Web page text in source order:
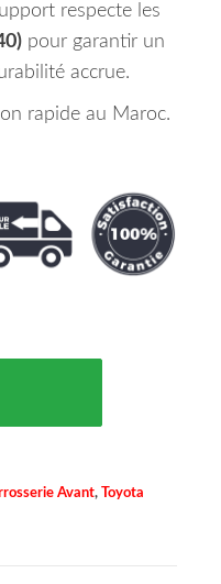
respecte les
pour garantir un
accrue.
rapide au Maroc.
Avant, Toyota